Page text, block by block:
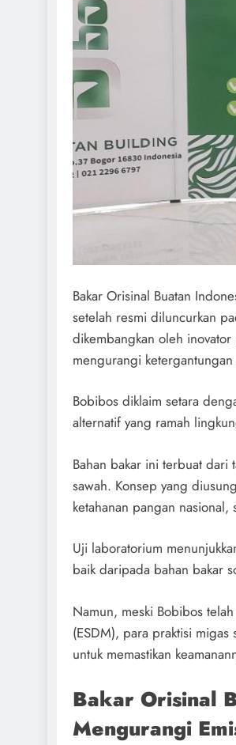
Bakar Orisinal Buatan
setelah resmi diluncurkan
dikembangkan oleh
mengurangi
Bobibos diklaim setara
alternatif yang ramah
Bahan bakar ini terbuat dari
sawah. Konsep yang
ketahanan pangan
Uji laboratorium
baik daripada bahan bakar
Namun, meski Bobibos
(ESDM), para praktisi
untuk memastikan
Bakar Orisinal
Mengurangi